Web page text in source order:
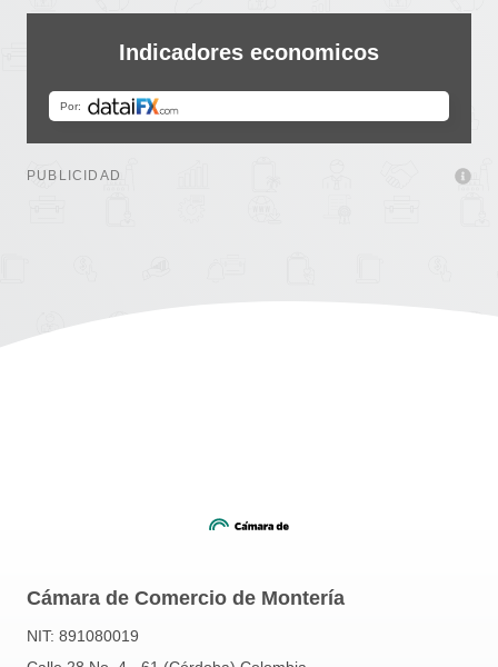
Indicadores economicos
PUBLICIDAD
Cámara de Comercio de Montería
NIT: 891080019